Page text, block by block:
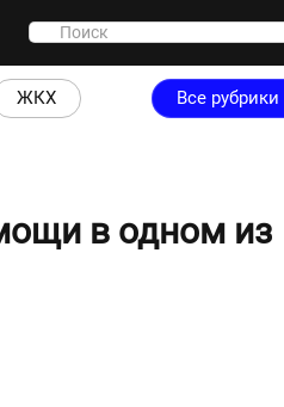
ЖКХ Все рубрики
в одном из